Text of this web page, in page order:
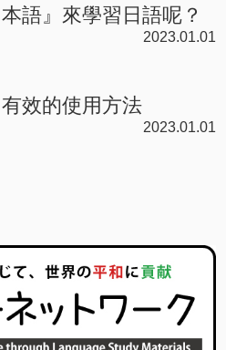
本語』來學習日語呢？
2023.01.01
有效的使用方法
2023.01.01